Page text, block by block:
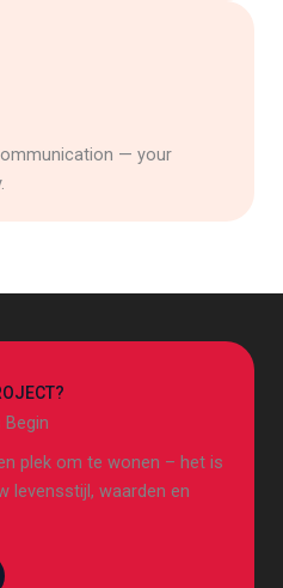
— your
Begin
plek om te wonen – het is
levensstijl, waarden en